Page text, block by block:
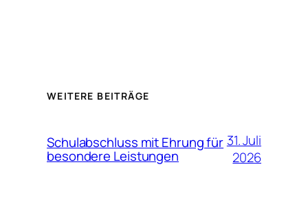
WEITERE BEITRÄGE
Schulabschluss mit Ehrung für
besondere Leistungen
31. Juli
2026